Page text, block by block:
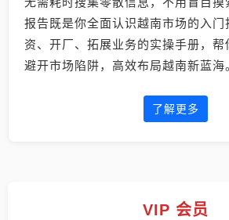
报告既是你全面认识越南市场的入门
资、开厂、拓展业务的实操手册，帮
避开市场陷阱，高效布局越南新蓝海
了解更多
VIP 会员